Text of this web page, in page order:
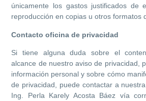
únicamente los gastos justificados de
reproducción en copias u otros formatos
Contacto oficina de privacidad
Si tiene alguna duda sobre el
alcance de nuestro aviso de privacidad,
información personal y sobre cómo
de privacidad, puede contactar a
Ing. Perla Karely Acosta Báez vía